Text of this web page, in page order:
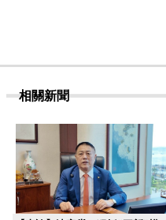
相關新聞